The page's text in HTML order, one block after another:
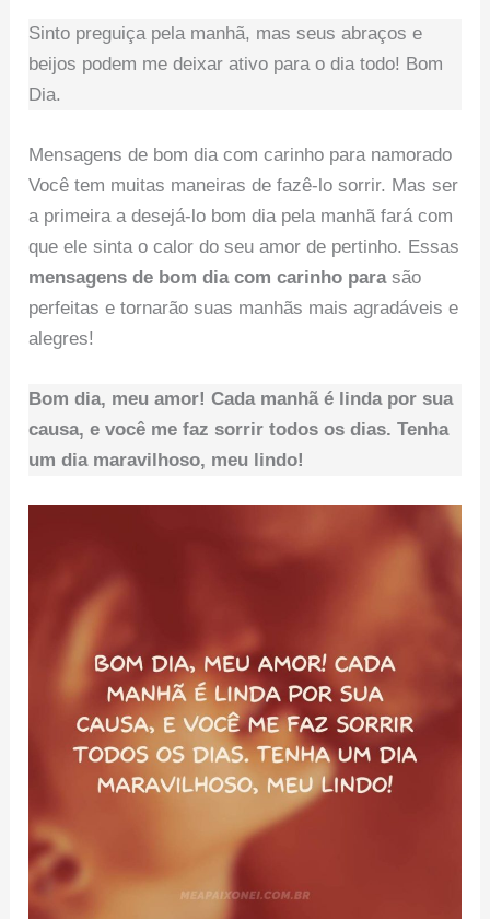
Sinto preguiça pela manhã, mas seus abraços e
beijos podem me deixar ativo para o dia todo! Bom
Dia.
Mensagens de bom dia com carinho para namorado
Você tem muitas maneiras de fazê-lo sorrir. Mas ser
a primeira a desejá-lo bom dia pela manhã fará com
que ele sinta o calor do seu amor de pertinho. Essas
mensagens de bom dia com carinho parasão
perfeitas e tornarão suas manhãs mais agradáveis ​​e
alegres!
Bom dia, meu amor! Cada manhã é linda por sua
causa, e você me faz sorrir todos os dias. Tenha
um dia maravilhoso, meu lindo!